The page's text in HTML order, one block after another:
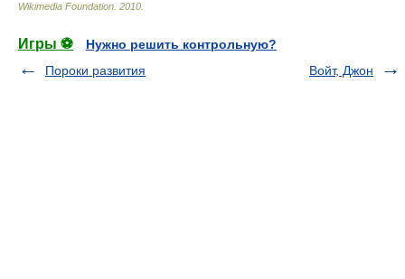
Wikimedia Foundation. 2010.
Игры ⚽
Нужно решить контрольную?
Пороки развития
Войт, Джон